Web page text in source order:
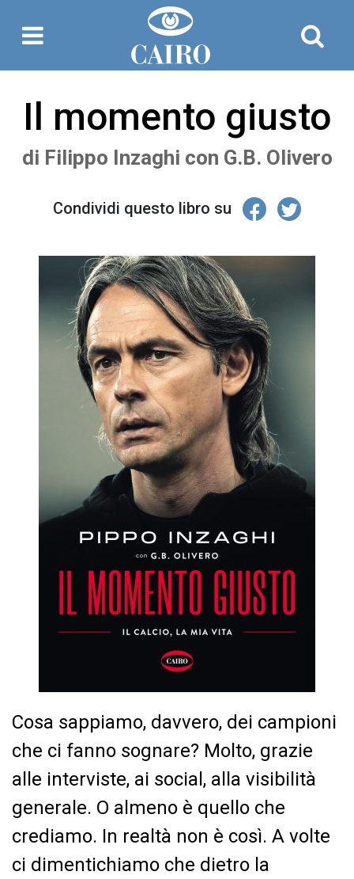
Il momento giusto
di Filippo Inzaghi con G.B. Olivero
Condividi questo libro su
Cosa sappiamo, davvero, dei campioni
che ci fanno sognare? Molto, grazie
alle interviste, ai social, alla visibilità
generale. O almeno è quello che
crediamo. In realtà non è così. A volte
ci dimentichiamo che dietro la